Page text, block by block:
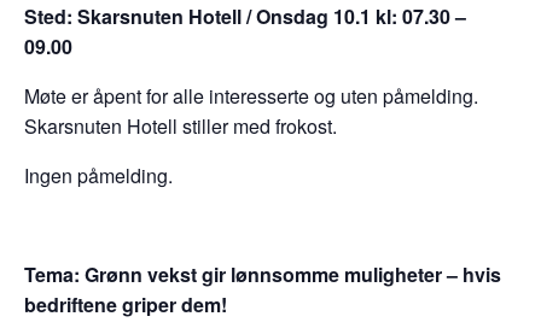
Sted: Skarsnuten Hotell / Onsdag 10.1 kl: 07.30 –
09.00
Møte er åpent for alle interesserte og uten påmelding.
Skarsnuten Hotell stiller med frokost.
Ingen påmelding.
Tema: Grønn vekst gir lønnsomme muligheter – hvis
bedriftene griper dem!